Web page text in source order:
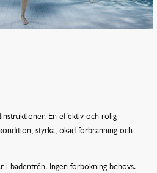
En effektiv och rolig
styrka, ökad förbränning och
i badentrén. Ingen förbokning behövs.